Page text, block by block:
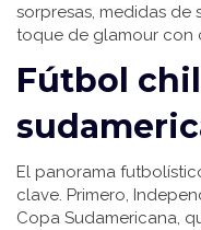
sorpresas, medidas
toque de glamour con
Fútbol
El panorama
clave. Primero,
Copa Sudamericana,